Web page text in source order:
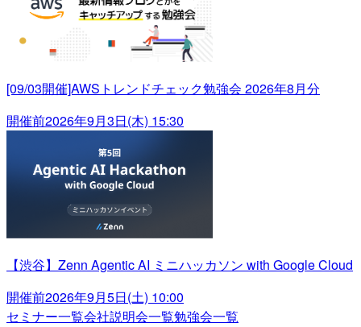
[09/03開催]AWSトレンドチェック勉強会 2026年8月分
開催前2026年9月3日(木) 15:30
【渋谷】Zenn Agentic AI ミニハッカソン with Google Cloud
開催前2026年9月5日(土) 10:00
セミナー一覧会社説明会一覧勉強会一覧